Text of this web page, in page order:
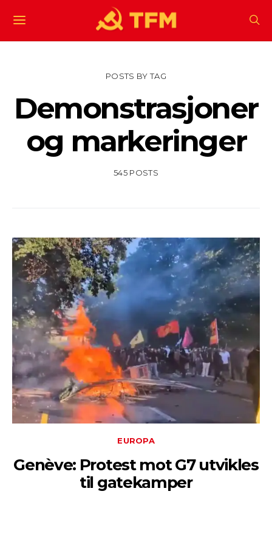
POSTS BY TAG
Demonstrasjoner
og markeringer
545 POSTS
EUROPA
Genève: Protest mot G7 utvikles
til gatekamper